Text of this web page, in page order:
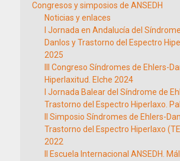
Congresos y simposios de ANSEDH
Noticias y enlaces
I Jornada en Andalucía del
Danlos y Trastorno del Espectro
2025
III Congreso Síndromes de Ehlers-
Hiperlaxitud. Elche 2024
I Jornada Balear del Síndrome de
Trastorno del Espectro Hiperlaxo.
II Simposio Síndromes de Ehlers-
Trastorno del Espectro Hiperlaxo
2022
II Escuela Internacional ANSEDH.